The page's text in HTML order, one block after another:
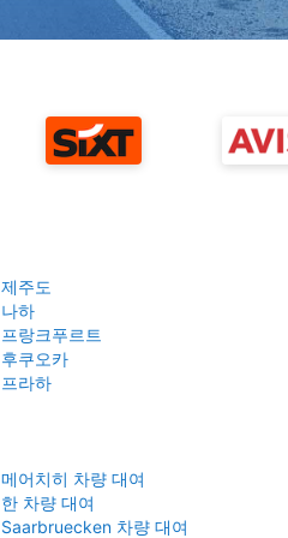
제주도
나하
프랑크푸르트
후쿠오카
프라하
메어치히 차량 대여
한 차량 대여
Saarbruecken 차량 대여